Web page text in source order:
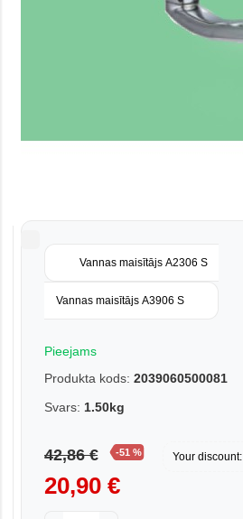
Vannas maisītājs A2306 S
Vannas maisītājs A3906 S
Pieejams
Produkta kods: 2039060500081
Svars: 1.50kg
42,86 € -51 % Your discount:
20,90 €